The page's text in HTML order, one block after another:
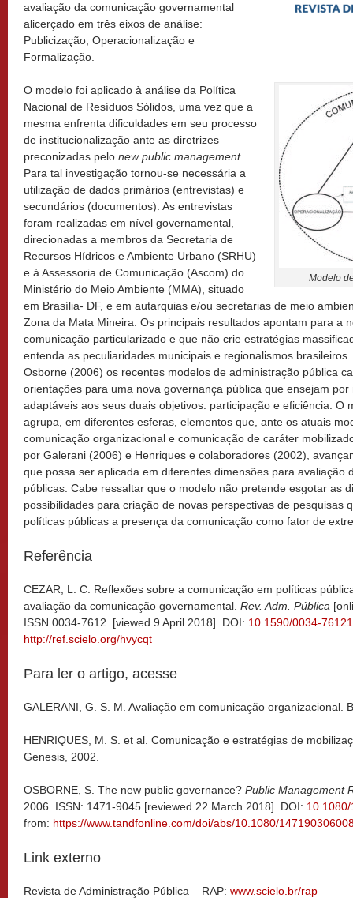
avaliação da comunicação governamental
alicerçado em três eixos de análise:
Publicização, Operacionalização e
Formalização.
Modelo
O modelo foi aplicado à análise da Política
Nacional de Resíduos Sólidos, uma vez que a
mesma enfrenta dificuldades em seu processo
de institucionalização ante as diretrizes
preconizadas pelo new public management.
Para tal investigação tornou-se necessária a
utilização de dados primários (entrevistas) e
secundários (documentos). As entrevistas
foram realizadas em nível governamental,
direcionadas a membros da Secretaria de
Recursos Hídricos e Ambiente Urbano (SRHU)
e à As­sessoria de Comunicação (Ascom) do
Ministério do Meio Ambiente (MMA), situado
em Brasília- DF, e em autarquias e/ou secretarias de meio
Zona da Mata Mineira. Os principais resultados apontam para a
comunicação particularizado e que não crie estratégias
entenda as peculiaridades municipais e regionalismos
Osborne (2006) os recentes modelos de administração pública
orientações para uma nova governança pública que ensejam
adaptáveis aos seus duais objetivos: participação e eficiência. O
agrupa, em diferentes esferas, elementos que, ante os atuais
comunicação organizacional e comunicação de caráter
por Galerani (2006) e Henriques e colaboradores (2002),
que possa ser aplicada em diferentes dimensões para avaliação
públicas. Cabe ressaltar que o modelo não pretende esgotar as
possibilidades para criação de novas perspectivas de pesquisas
políticas públicas a presença da comunicação como fator de
Referência
CEZAR, L. C. Reflexões sobre a comunicação em políticas
avaliação da comunicação governamental. Rev. Adm. Pública
ISSN 0034-7612. [viewed 9 April 2018]. DOI: 10.1590/0034-
http://ref.scielo.org/hvycqt
Para ler o artigo, acesse
GALERANI, G. S. M. Avaliação em comunicação organizacional.
HENRIQUES, M. S. et al. Comunicação e estratégias de
Genesis, 2002.
OSBORNE, S. The new public governance? Public Management
2006. ISSN: 1471-9045 [reviewed 22 March 2018]. DOI:
from: https://www.tandfonline.com/doi/abs/10.1080/
Link externo
Revista de Administração Pública – RAP: www.scielo.br/rap